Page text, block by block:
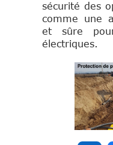
sécurité des
comme une
et sûre
électriques.